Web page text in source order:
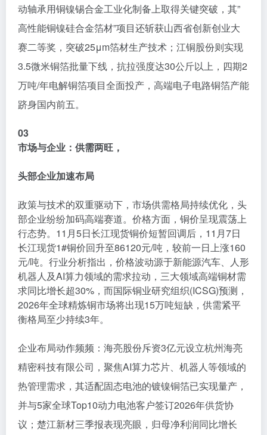
动轴承用铜镍锡合金工业化制备上取得关键突破，其”
高性能铜镍硅合金箔材”项目还斩获山西省创新创业大
赛二等奖，突破25μm箔材生产技术；江铜股份则实现
3.5微米铜箔批量下线，抗拉强度达30公斤以上，四期2
万吨/年电解铜箔项目全面投产，高端电子电路铜箔产能
跻身国内前五。
03
市场与企业： 供需两旺，
头部企业加速布局
政策与技术的双重驱动下，市场供需格局持续优化，头
部企业纷纷加码高端赛道。价格方面，铜价呈现震荡上
行态势。11月5日长江现货铜价短暂回调后，11月7日
长江现货1#铜价回升至86120元/吨，较前一日上涨160
元/吨。行业分析指出，价格波动源于新能源汽车、人形
机器人及AI算力领域的需求拉动，三大领域高端铜材需
求同比增长超30%，而国际铜业研究组织(ICSG)预测，
2026年全球精炼铜市场将出现15万吨短缺，供需紧平
衡格局至少持续3年。
企业布局动作频频：海亮股份斥资3亿元设立杭州海亮
精密科技有限公司，聚焦AI算力芯片、机器人等领域的
热管理需求，其适配固态电池的镀镍铜箔已实现量产，
并与5家全球Top10动力电池客户签订2026年供货协
议；楚江新材三季报表现亮眼，归母净利润同比增长